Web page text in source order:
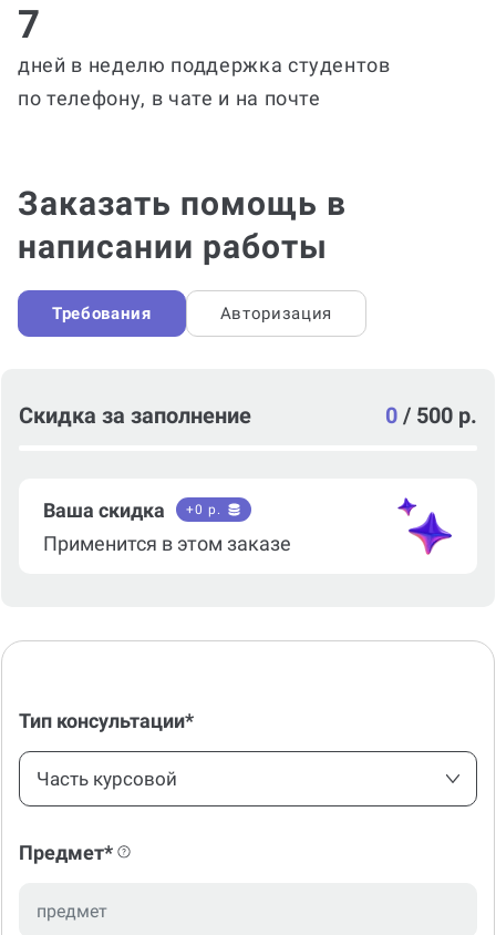
7
дней в неделю поддержка студентов
по телефону, в чате и на почте
Заказать помощь в
написании работы
Требования Авторизация
Скидка за заполнение 0 / 500 р.
Ваша скидка +0 р.
Применится в этом заказе
Тип консультации*
Часть курсовой
Предмет*